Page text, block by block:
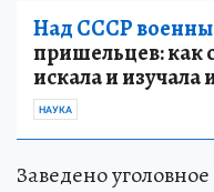
Над СССР
пришельцев: как
искала и
НАУКА
Заведено